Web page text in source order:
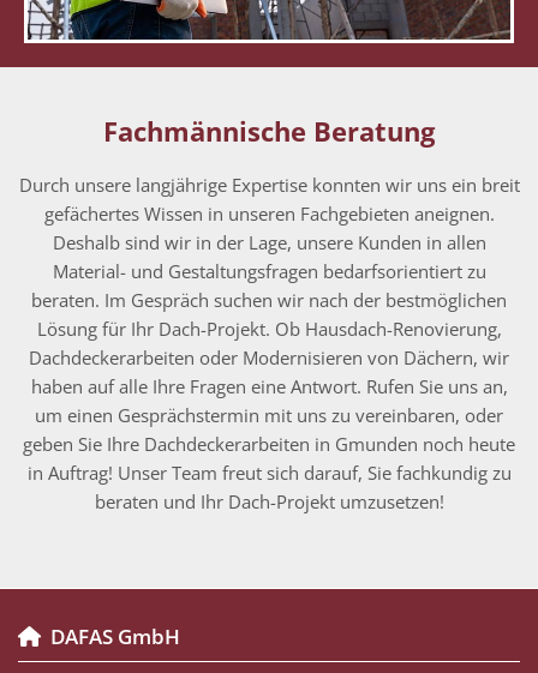
Fachmännische Beratung
Durch unsere langjährige Expertise konnten wir uns ein breit
gefächertes Wissen in unseren Fachgebieten aneignen.
Deshalb sind wir in der Lage, unsere Kunden in allen
Material- und Gestaltungsfragen bedarfsorientiert zu
beraten. Im Gespräch suchen wir nach der bestmöglichen
Lösung für Ihr Dach-Projekt. Ob Hausdach-Renovierung,
Dachdeckerarbeiten oder Modernisieren von Dächern, wir
haben auf alle Ihre Fragen eine Antwort. Rufen Sie uns an,
um einen Gesprächstermin mit uns zu vereinbaren, oder
geben Sie Ihre Dachdeckerarbeiten in Gmunden noch heute
in Auftrag! Unser Team freut sich darauf, Sie fachkundig zu
beraten und Ihr Dach-Projekt umzusetzen!
 DAFAS GmbH